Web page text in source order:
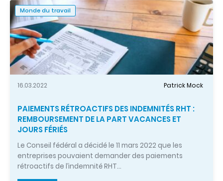
Monde du travail
16.03.2022 Patrick Mock
PAIEMENTS RÉTROACTIFS DES INDEMNITÉS RHT :
REMBOURSEMENT DE LA PART VACANCES ET
JOURS FÉRIÉS
Le Conseil fédéral a décidé le 11 mars 2022 que les
entreprises pouvaient demander des paiements
rétroactifs de l’indemnité RHT…